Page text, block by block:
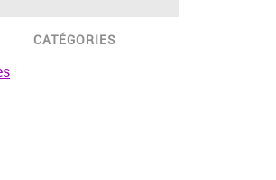
CATÉGORIES